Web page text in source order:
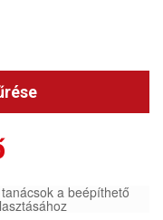
a beépíthető